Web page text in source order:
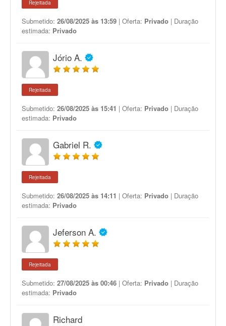
Rejeitada
Submetido: 26/08/2025 às 13:59 | Oferta: Privado | Duração
estimada: Privado
Jório A.
Rejeitada
Submetido: 26/08/2025 às 15:41 | Oferta: Privado | Duração
estimada: Privado
Gabriel R.
Rejeitada
Submetido: 26/08/2025 às 14:11 | Oferta: Privado | Duração
estimada: Privado
Jeferson A.
Rejeitada
Submetido: 27/08/2025 às 00:46 | Oferta: Privado | Duração
estimada: Privado
Richard